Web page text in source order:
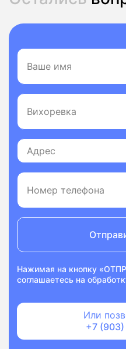
Нажимая на кнопку
соглашаетесь на
Или
+7